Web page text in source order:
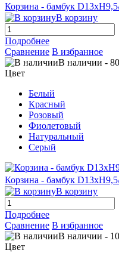
Корзина - бамбук
В корзину
Подробнее
Сравнение В избранное
В наличии -
Цвет
Белый
Красный
Розовый
Фиолетовый
Натуральный
Серый
Корзина - бамбук
В корзину
Подробнее
Сравнение В избранное
В наличии -
Цвет